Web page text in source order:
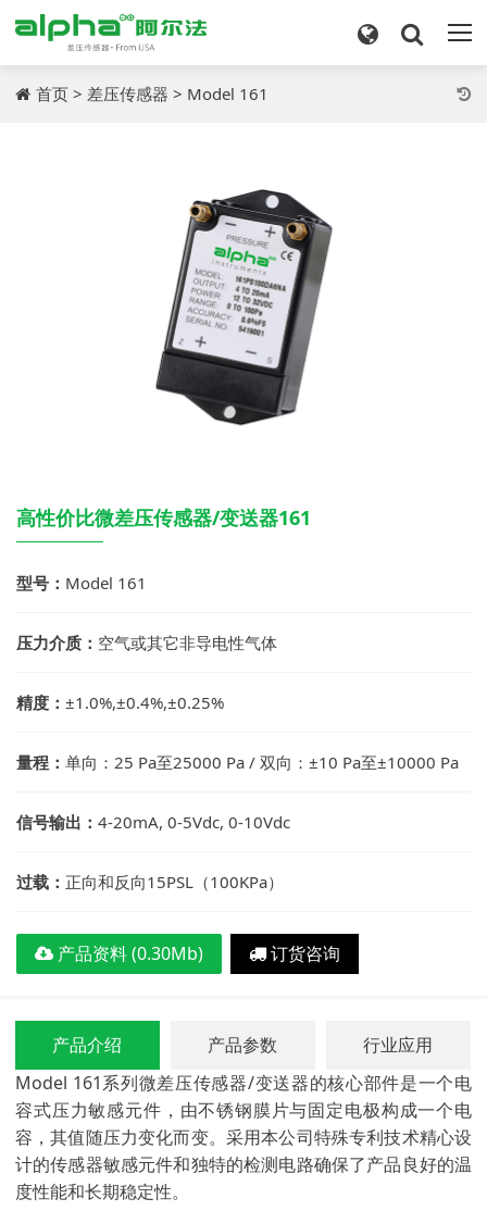
首页 > 差压传感器 > Model 161
高性价比微差压传感器/变送器161
型号： Model 161
压力介质： 空气或其它非导电性气体
精度： ±1.0%,±0.4%,±0.25%
量程： 单向：25 Pa至25000 Pa / 双向：±10 Pa至±10000 Pa
信号输出： 4-20mA, 0-5Vdc, 0-10Vdc
过载： 正向和反向15PSL（100KPa）
产品资料 (0.30Mb) 订货咨询
产品介绍 产品参数
行业应用
Model 161系列微差压传感器/变送器的核心部件是一个电
容式压力敏感元件，由不锈钢膜片与固定电极构成一个电
容，其值随压力变化而变。采用本公司特殊专利技术精心设
计的传感器敏感元件和独特的检测电路确保了产品良好的温
度性能和长期稳定性。